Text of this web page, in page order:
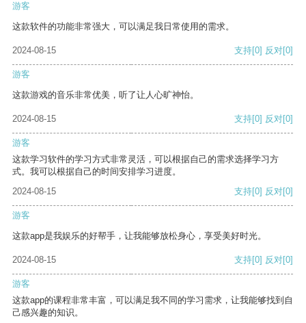
游客
这款软件的功能非常强大，可以满足我日常使用的需求。
2024-08-15 支持[0] 反对[0]
游客
这款游戏的音乐非常优美，听了让人心旷神怡。
2024-08-15 支持[0] 反对[0]
游客
这款学习软件的学习方式非常灵活，可以根据自己的需求选择学习方
式。我可以根据自己的时间安排学习进度。
2024-08-15
支持[0] 反对[0]
游客
这款app是我娱乐的好帮手，让我能够放松身心，享受美好时光。
2024-08-15 支持[0] 反对[0]
游客
这款app的课程非常丰富，可以满足我不同的学习需求，让我能够找到自
己感兴趣的知识。